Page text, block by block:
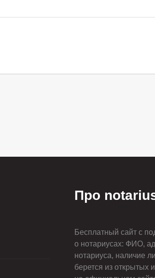
Про
Бесплатный сайт с
о нотариусах: ФИО,
нотариуса, наличие
берется из открытых